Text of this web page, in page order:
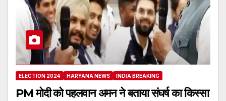
ELECTION 2024 HARYANA NEWS INDIA BREAKING
PM मोदी को पहलवान अमन ने बताया संघर्ष का किस्सा